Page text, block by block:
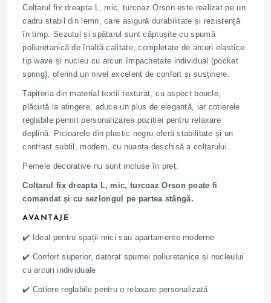
Colțarul fix dreapta L, mic, turcoaz Orson este realizat pe un
cadru stabil din lemn, care asigură durabilitate și rezistență
în timp. Sezutul și spătarul sunt căptușite cu spumă
poliuretanică de înaltă calitate, completate de arcuri elastice
tip wave și nucleu cu arcuri împachetate individual (pocket
spring), oferind un nivel excelent de confort și susținere.
Tapițeria din material textil texturat, cu aspect boucle,
plăcută la atingere, aduce un plus de eleganță, iar cotierele
reglabile permit personalizarea poziției pentru relaxare
deplină. Picioarele din plastic negru oferă stabilitate și un
contrast subtil, modern, cu nuanța deschisă a colțarului.
Pernele decorative nu sunt incluse în preț.
Colțarul fix dreapta L, mic, turcoaz Orson poate fi
comandat și cu sezlongul pe partea stângă.
AVANTAJE
✔️ Ideal pentru spații mici sau apartamente moderne
✔️ Confort superior, datorat spumei poliuretanice și nucleului
cu arcuri individuale
✔️ Cotiere reglabile pentru o relaxare personalizată